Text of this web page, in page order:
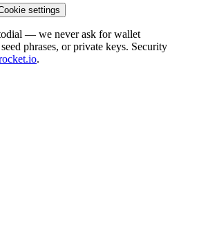
settings
— we never ask for wallet
phrases, or private keys. Security
.